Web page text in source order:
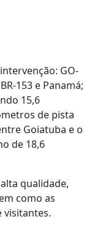
GO-
153 e Panamá;
15,6
de pista
Goiatuba e o
de 18,6
qualidade,
como as
visitantes.